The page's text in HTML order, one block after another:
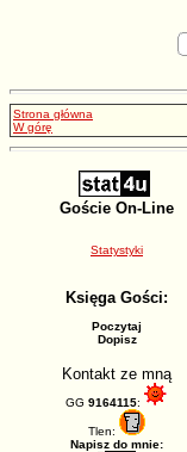
Strona główna
W górę
Goście On-Line
Statystyki
Księga Gości:
Poczytaj
Dopisz
Kontakt ze mną
GG 9164115:
Tlen:
Napisz do mnie: